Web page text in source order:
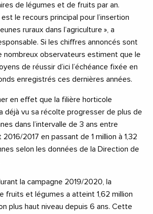
de légumes et de fruits par an.
est le recours principal pour l’insertion
ruraux dans l’agriculture », a
Si les chiffres annoncés sont
nombreux observateurs estiment que le
de réussir d’ici l’échéance fixée en
enregistrés ces dernières années.
en effet que la filière horticole
déjà vu sa récolte progresser de plus de
dans l’intervalle de 3 ans entre
2017 en passant de 1 million à 1,32
selon les données de la Direction de
la campagne 2019/2020, la
fruits et légumes a atteint 1,62 million
plus haut niveau depuis 6 ans. Cette